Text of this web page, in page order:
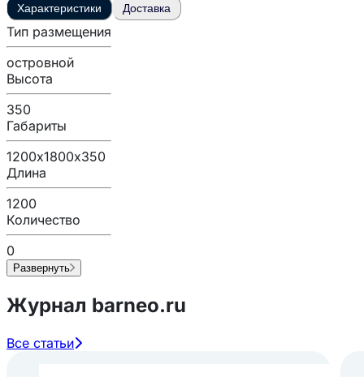
Характеристики Доставка
Тип размещения
островной
Высота
350
Габариты
1200х1800х350
Длина
1200
Количество
0
Развернуть
Журнал barneo.ru
Все статьи